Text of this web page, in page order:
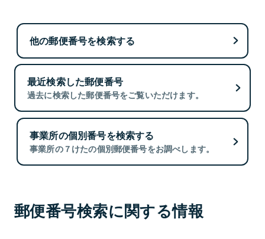
他の郵便番号を検索する
最近検索した郵便番号
過去に検索した郵便番号をご覧いただけます。
事業所の個別番号を検索する
事業所の７けたの個別郵便番号をお調べします。
郵便番号検索に関する情報